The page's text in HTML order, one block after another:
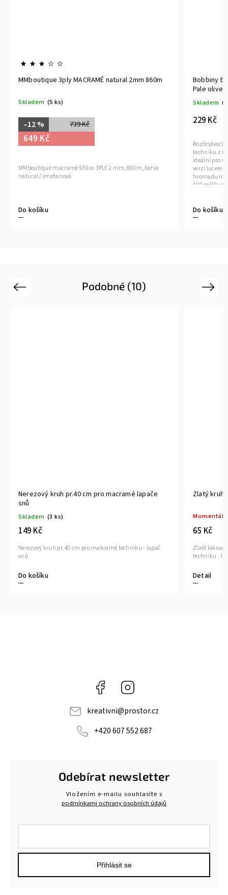
MMboutique 3ply MACRAMÉ natural 2mm 860m
Skladem (5 ks)
739 Kč
–12 %
649 Kč
Do košíku
MMboutique macramé šňůra 3PLY 2 mm, 860m, barva
natural / smetanová
Bobbiny
Pale olive
Skladem
229 Kč
Do košíku
Rozčesávací
techniku z
ideální pro
verzí luceren
hromadu
100 mSíla
Podobné (10)
Previous
Nerezový kruh pr.40 cm pro macramé lapače
snů
Skladem (3 ks)
149 Kč
Do košíku
Nerezový kruh pr.40 cm pro makramé techniku - lapač
snů
Zlatý kruh
65 Kč
Detail
Zlatě
techniku -
Next
Facebook
kreativni@prostor.cz
+420 607 552 687
Odebírat newsletter
Vložením e-mailu souhlasíte s
podmínkami ochrany osobních údajů
Přihlásit se